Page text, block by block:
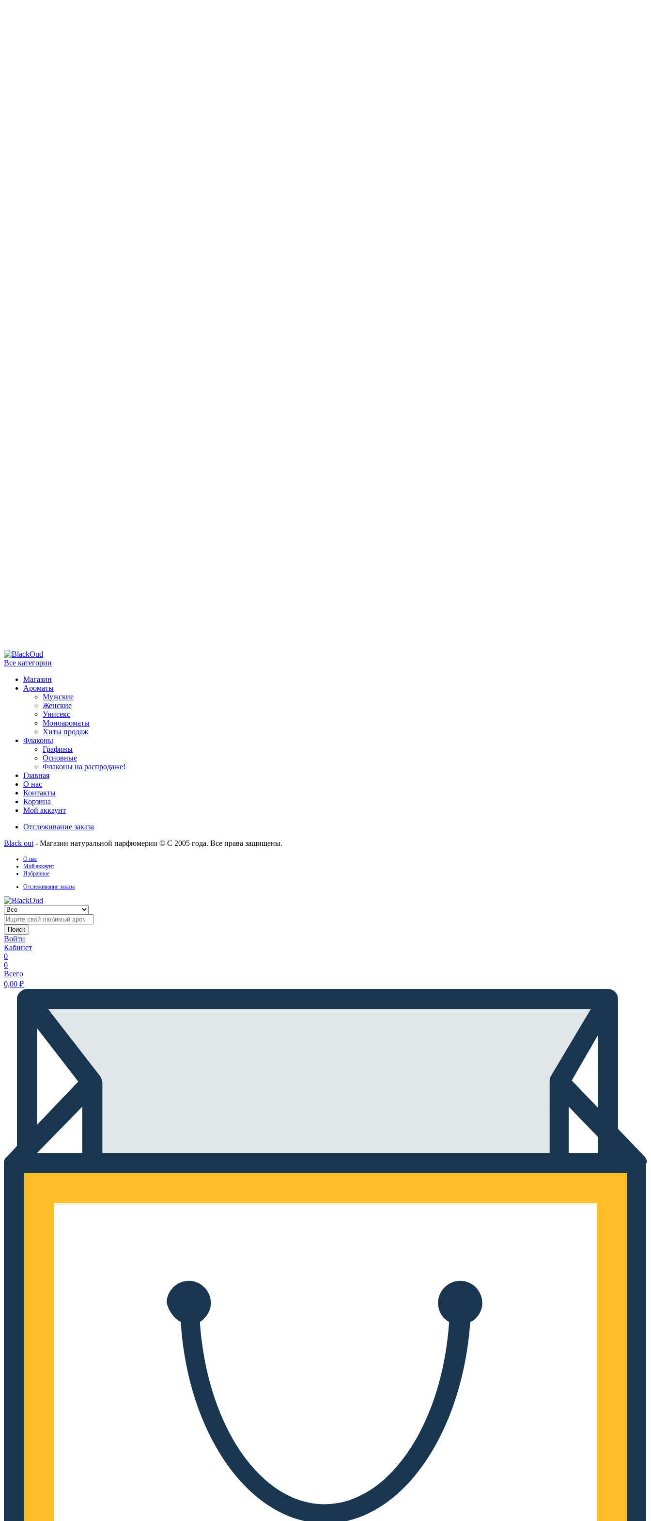
Все категории
Магазин
Ароматы
Мужские
Женские
Унисекс
Моноароматы
Хиты продаж
Флаконы
Графины
Основные
Флаконы на распродаже!
Главная
О нас
Контакты
Корзина
Мой аккаунт
Отслеживание заказа
Black out - Магазин натуральной парфюмерии © С 2005 года. Все права защищены.
О нас
Мой аккаунт
Избранное
Отслеживание заказа
Поиск
Войти
Кабинет
0
0
Всего
0,00 ₽